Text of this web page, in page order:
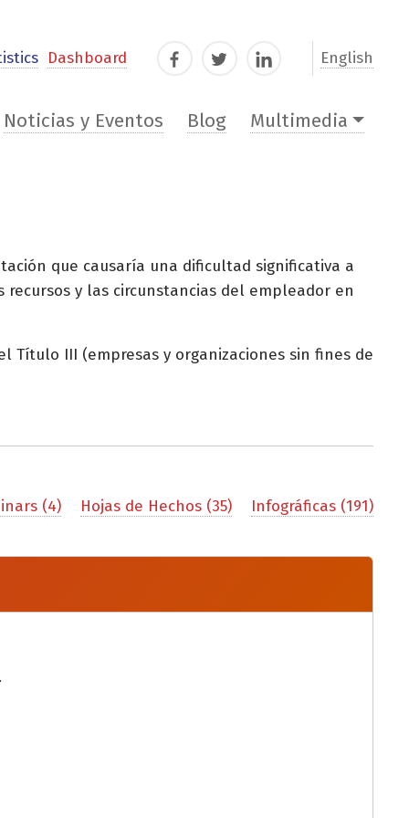
Dashboard FacebookTwitterLinkedIn English
Noticias y Eventos Blog Multimedia
que causaría una dificultad significativa a
y las circunstancias del empleador en
III (empresas y organizaciones sin fines de
(4) Hojas de Hechos (35) Infográficas (191)